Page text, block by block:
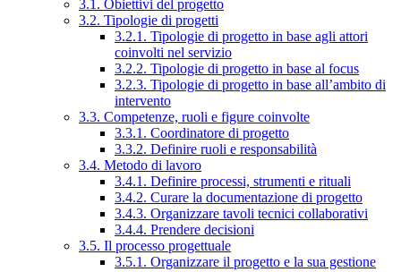
3.1. Obiettivi del progetto
3.2. Tipologie di progetti
3.2.1. Tipologie di progetto in base agli attori
coinvolti nel servizio
3.2.2. Tipologie di progetto in base al focus
3.2.3. Tipologie di progetto in base all’ambito di
intervento
3.3. Competenze, ruoli e figure coinvolte
3.3.1. Coordinatore di progetto
3.3.2. Definire ruoli e responsabilità
3.4. Metodo di lavoro
3.4.1. Definire processi, strumenti e rituali
3.4.2. Curare la documentazione di progetto
3.4.3. Organizzare tavoli tecnici collaborativi
3.4.4. Prendere decisioni
3.5. Il processo progettuale
3.5.1. Organizzare il progetto e la sua gestione